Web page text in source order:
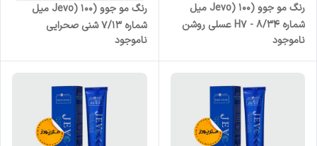
رنگ مو جوو (Jevo) 100 میل
شماره H7 - 8/34 عسلی روشن
ناموجود
رنگ مو جوو (Jevo) 100 میل
شماره 7/13 شنی صحرایی
ناموجود